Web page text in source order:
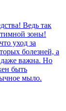
Ведь так
зоны!
уход за
болезней, а
даже важна. Но
быть
мыло.